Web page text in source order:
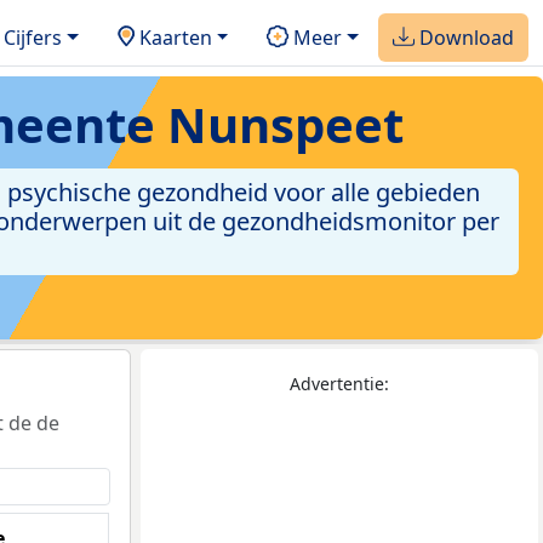
Cijfers Kaarten Meer Download
Nunspeet
gezondheid voor alle gebieden
uit de gezondheidsmonitor per
de de
Advertentie: